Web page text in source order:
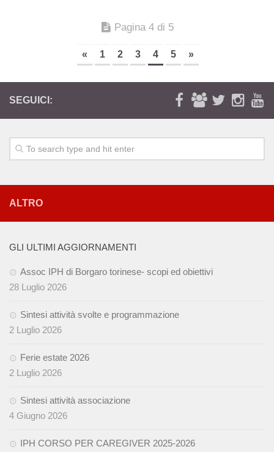
Pagina 4 di 5
« 1 2 3 4 5 »
SEGUICI:
ALTRO
GLI ULTIMI AGGIORNAMENTI
Assoc IPH di Borgaro torinese- scopi ed obiettivi
28 Luglio 2026
Sintesi attività svolte e programmazione
2 Luglio 2026
Ferie estate 2026
2 Luglio 2026
Sintesi attività associazione
4 Giugno 2026
IPH CORSO PER CAREGIVER 2025-2026